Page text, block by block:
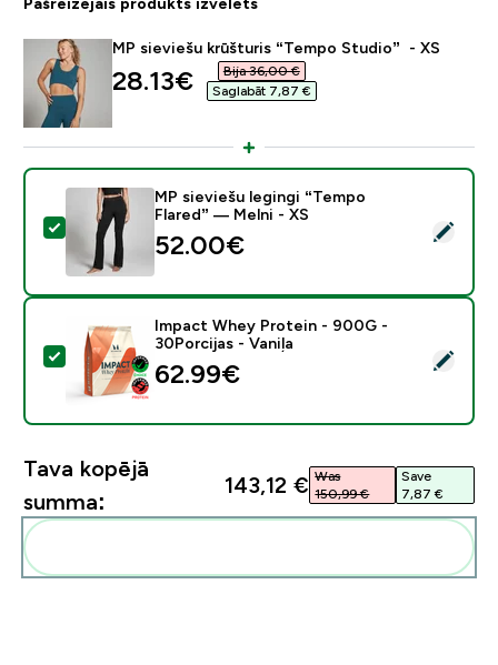
MP sieviešu krūšturis “Tempo Studio” - XS
discounted price
28.13€‎
Bija 36,00 €‎
Saglabāt 7,87 €‎
Atlasīt šo produktu - MP sieviešu legingi “Tempo
MP sieviešu legingi “Tempo
Flared” — Melni - XS
52.00€‎
Atlasīt šo produktu - Impact Whey Protein - 900G -
Impact Whey Protein - 900G -
30Porcijas - Vaniļa
62.99€‎
Tava kopējā
summa:
143,12 €‎ Was
150,99 €‎
Save
7,87 €‎